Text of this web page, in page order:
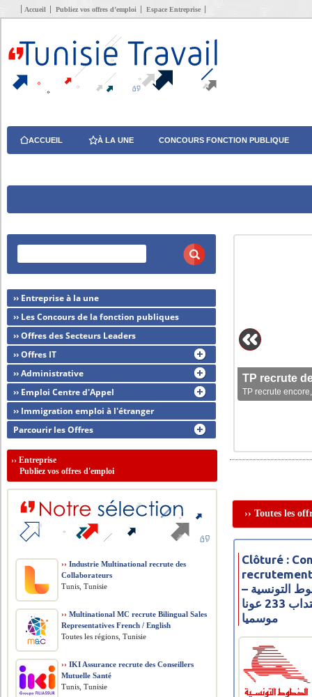
Accueil Publiez vos offres d’emploi Espace Entreprise
ACCUEIL À LA UNE CONCOURS FONCTION PUBLIQUE
TP recrute
TP recrute
›› Toutes les
Clôturé :
– مناظرة شركة الخطوط التونسية
للخدمات الأرضية لانتداب 233 عونا
موسميا
›› Entreprise à la une
›› Les Concours de la fonction publiques
›› Offres des Secteurs Leaders
›› Offres IT
›› Administrative
›› Emploi Centre d'Appel
›› Immigration emploi à l'étranger
Parcourir les Offres
››Entreprise
Publiez vos offres d'emploi
›› Industrie Multinational recrute des
Collaborateurs
Tunis, Tunisie
›› Multinational MC recrute Bilingual Sales
Representatives French / English
Toutes les régions, Tunisie
›› IKI Assurance recrute des Conseillers
Mutuelle Santé
Tunis, Tunisie